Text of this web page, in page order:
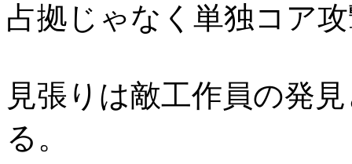
占拠じゃなく単独コア
見張りは敵工作員の発
る。